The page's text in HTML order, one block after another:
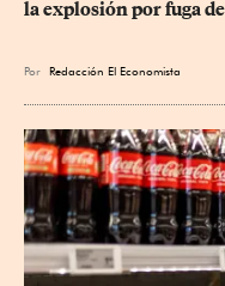
la explosión por fuga
Por Redacción El Economista